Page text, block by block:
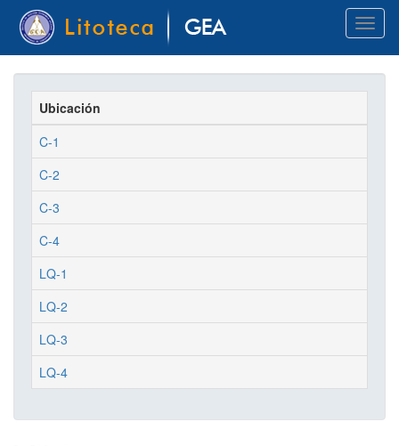
Pasar
contenido
Ubicación
C-1
C-2
C-3
C-4
LQ-1
LQ-2
LQ-3
LQ-4